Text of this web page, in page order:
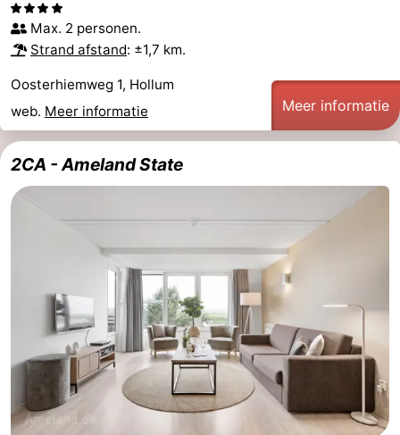
Contact
Max. 2 personen.
Strand afstand: ±1,7 km.
Oosterhiemweg 1, Hollum
web. Meer informatie Meer informatie
2CA - Ameland State